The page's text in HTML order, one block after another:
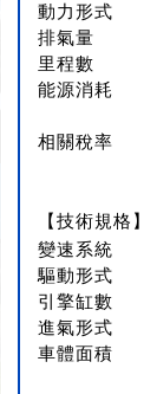
動力形式
排氣量
里程數
能源消耗
相關稅率
【技術規格】
變速系統
驅動形式
引擎缸數
進氣形式
車體面積